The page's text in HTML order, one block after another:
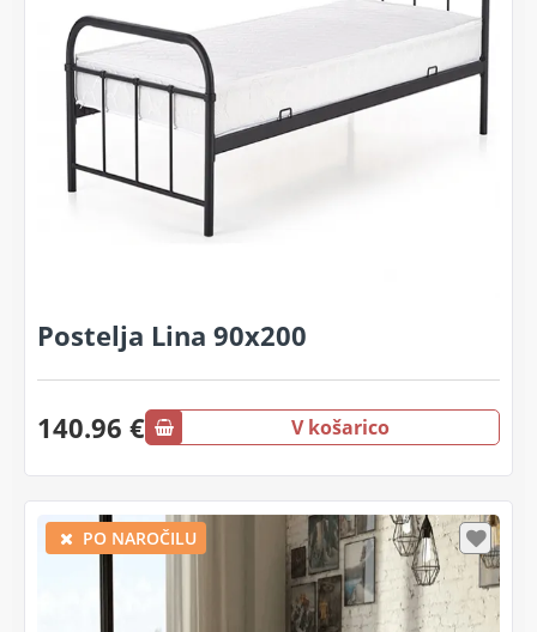
Postelja Lina 90x200
140.96 € V košarico
PO NAROČILU